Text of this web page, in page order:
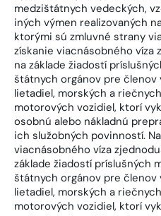
medzištátnych vedeckých,
iných výmen realizovaných
ktorými sú zmluvné strany
získanie viacnásobného víza
na základe žiadostí
štátnych orgánov pre členov
lietadiel, morských a
motorových vozidiel, ktorí
osobnú alebo nákladnú
ich služobných povinností.
viacnásobného víza
základe žiadostí príslušných
štátnych orgánov pre členov
lietadiel, morských a
motorových vozidiel, ktorí